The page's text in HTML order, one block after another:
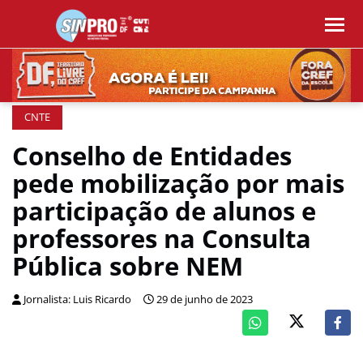
CNTE
Conselho de Entidades
pede mobilização por mais
participação de alunos e
professores na Consulta
Pública sobre NEM
Jornalista: Luis Ricardo 29 de junho de 2023